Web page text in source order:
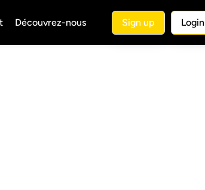
Découvrez-nous Sign up Login